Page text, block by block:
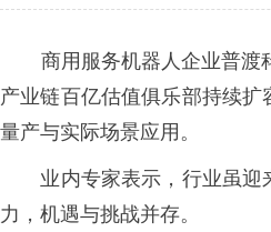
商用服务机器人企业普
产业链百亿估值俱乐部持续
量产与实际场景应用。
业内专家表示，行业虽迎来
力，机遇与挑战并存。